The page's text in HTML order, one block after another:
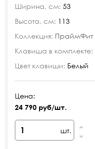
Ширина, см: 53
Высота, см: 113
Коллекция: ПраймФит
Клавиша в комплекте:
Цвет клавиши: Белый
Цена:
24 790 руб/шт.
шт.